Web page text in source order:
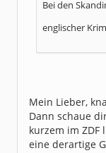
Bei den
englischer
Mein Lieber,
Dann schaue
kurzem im ZDF
eine derartige